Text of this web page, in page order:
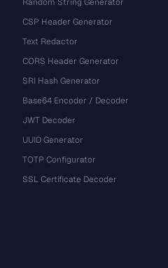
CSP Header Generator
Text Redactor
CORS Header Generator
SRI Hash Generator
Base64 Encoder / Decoder
JWT Decoder
UUID Generator
TOTP Configurator
SSL Certificate Decoder